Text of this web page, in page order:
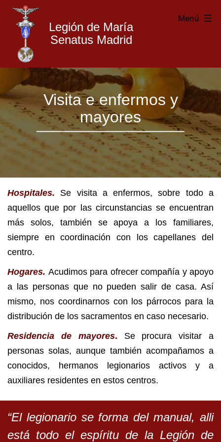
Legión de María
Senatus Madrid
Saltar
al
contenido
de
María
Madrid
Menú
Visita e enfermos y
mayores
Hospitales. Se visita a enfermos, sobre todo a
aquellos que por las circunstancias se encuentran
más solos, también se apoya a los familiares,
siempre en coordinación con los capellanes del
centro.
Hogares. Acudimos para ofrecer compañía y apoyo
a las personas que no pueden salir de casa. Así
mismo, nos coordinarnos con los párrocos para la
distribución de los sacramentos en caso necesario.
Residencia de mayores. Se procura visitar a
personas solas, aunque también acompañamos a
conocidos, hermanos legionarios activos y a
auxiliares residentes en estos centros.
“El legionario se forma del manual, alli
está todo el espíritu de la Legión de